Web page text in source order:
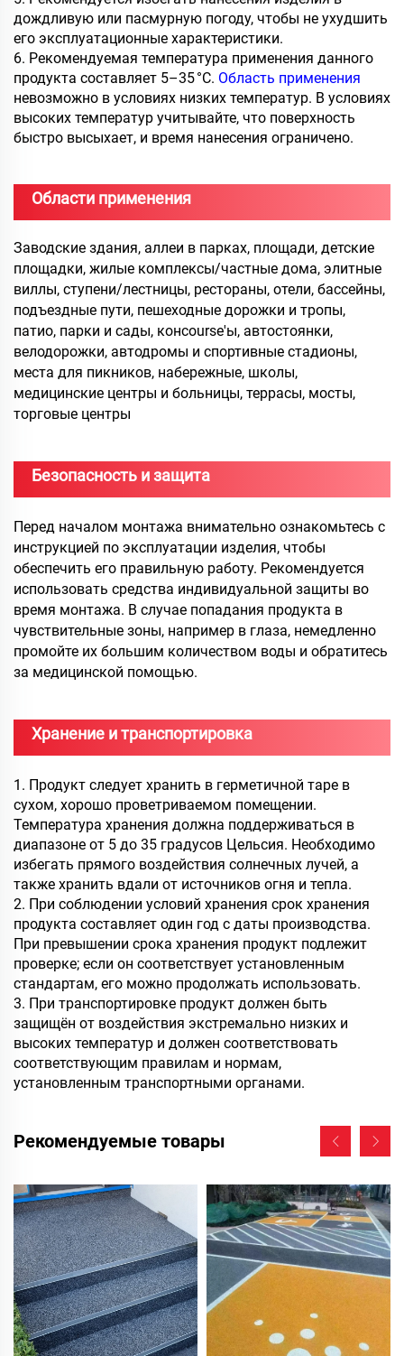
дождливую или пасмурную погоду, чтобы не ухудшить
его эксплуатационные характеристики.
6. Рекомендуемая температура применения данного
продукта составляет 5–35 °C. Область применения
невозможно в условиях низких температур. В условиях
высоких температур учитывайте, что поверхность
быстро высыхает, и время нанесения ограничено.
Области применения
Заводские здания, аллеи в парках, площади, детские
площадки, жилые комплексы/частные дома, элитные
виллы, ступени/лестницы, рестораны, отели, бассейны,
подъездные пути, пешеходные дорожки и тропы,
патио, парки и сады, конcourse'ы, автостоянки,
велодорожки, автодромы и спортивные стадионы,
места для пикников, набережные, школы,
медицинские центры и больницы, террасы, мосты,
торговые центры
Безопасность и защита
Перед началом монтажа внимательно ознакомьтесь с
инструкцией по эксплуатации изделия, чтобы
обеспечить его правильную работу. Рекомендуется
использовать средства индивидуальной защиты во
время монтажа. В случае попадания продукта в
чувствительные зоны, например в глаза, немедленно
промойте их большим количеством воды и обратитесь
за медицинской помощью.
Хранение и транспортировка
1. Продукт следует хранить в герметичной таре в
сухом, хорошо проветриваемом помещении.
Температура хранения должна поддерживаться в
диапазоне от 5 до 35 градусов Цельсия. Необходимо
избегать прямого воздействия солнечных лучей, а
также хранить вдали от источников огня и тепла.
2. При соблюдении условий хранения срок хранения
продукта составляет один год с даты производства.
При превышении срока хранения продукт подлежит
проверке; если он соответствует установленным
стандартам, его можно продолжать использовать.
3. При транспортировке продукт должен быть
защищён от воздействия экстремально низких и
высоких температур и должен соответствовать
соответствующим правилам и нормам,
установленным транспортными органами.
Рекомендуемые товары